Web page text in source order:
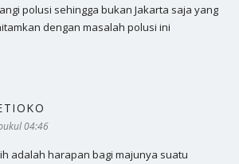
polusi sehingga bukan Jakarta saja yang
dengan masalah polusi ini
04:46
adalah harapan bagi majunya suatu